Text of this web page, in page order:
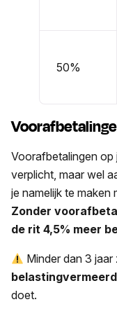
50%
Voorafbetalingen op
verplicht, maar wel
je namelijk te maken
Zonder
de rit 4,5% meer
Minder dan 3
doet.